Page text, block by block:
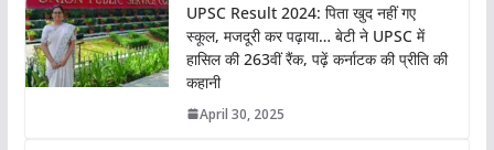
UPSC Result 2024: पिता खुद नहीं गए
स्कूल, मजदूरी कर पढ़ाया… बेटी ने UPSC में
हासिल की 263वीं रैंक, पढ़ें कर्नाटक की प्रीति की
कहानी
April 30, 2025